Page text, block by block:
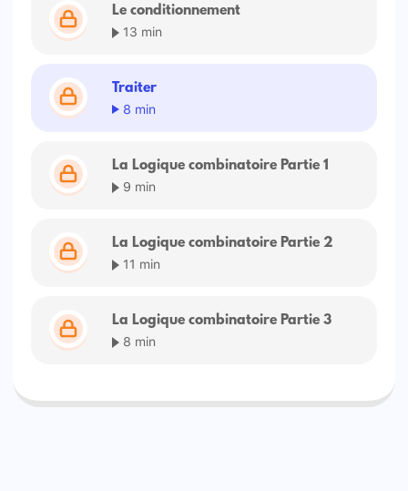
Le conditionnement
13 min
Traiter
8 min
La Logique combinatoire Partie 1
9 min
La Logique combinatoire Partie 2
11 min
La Logique combinatoire Partie 3
8 min